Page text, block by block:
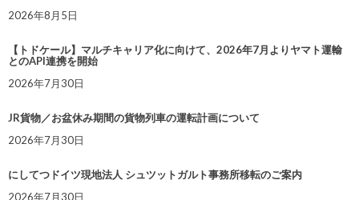
2026年8月5日
【トドケール】マルチキャリア化に向けて、2026年7月よりヤマト運輸
とのAPI連携を開始
2026年7月30日
JR貨物／お盆休み期間の貨物列車の運転計画について
2026年7月30日
にしてつドイツ現地法人 シュツットガルト事務所移転のご案内
2026年7月30日